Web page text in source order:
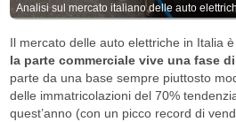
Analisi sul mercato italiano delle auto
Il mercato delle auto elettriche in Italia
la parte commerciale vive una fase
parte da una base sempre piuttosto
delle immatricolazioni del 70%
quest’anno (con un picco record di